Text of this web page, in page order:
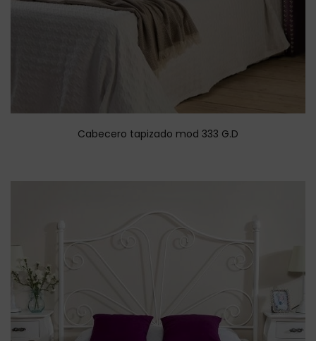
Cabecero tapizado mod 333 G.D